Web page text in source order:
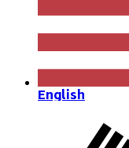
English